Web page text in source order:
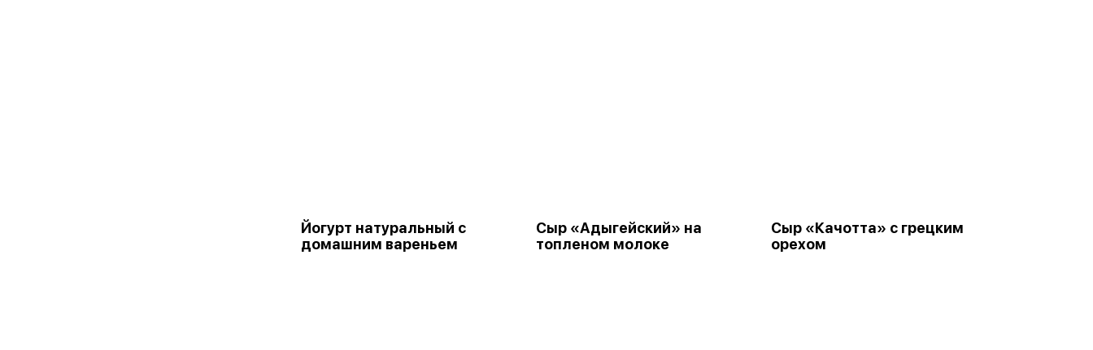
Йогурт натуральный с
домашним вареньем
Сыр «Адыгейский» на
топленом молоке
Сыр «Качотта» с грецким
орехом